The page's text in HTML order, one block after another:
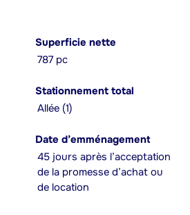
Superficie nette
787 pc
Stationnement total
Allée (1)
Date d’emménagement
45 jours après l’acceptation
de la promesse d’achat ou
de location